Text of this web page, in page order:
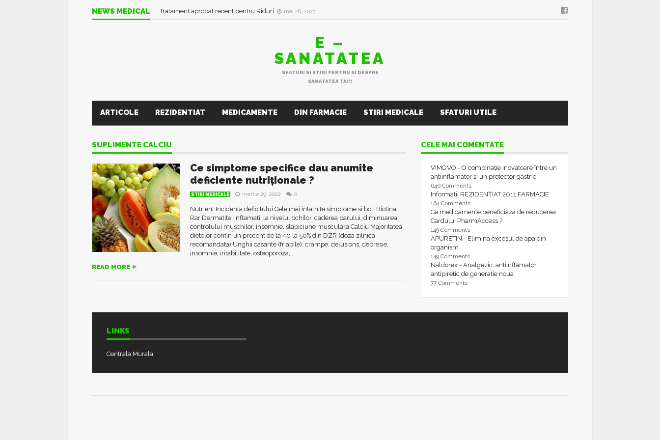
NEWS MEDICAL Tratament aprobat recent pentru Riduri mai 28, 2023
E –
SANATATEA
SFATURI SI STIRI PENTRU SI DESPRE
SANATATEA TA!!!
ARTICOLE REZIDENTIAT MEDICAMENTE DIN FARMACIE STIRI MEDICALE SFATURI UTILE
SUPLIMENTE CALCIU
Ce simptome specifice dau anumite
deficiente nutriționale ?
STIRI MEDICALE martie 29, 2022 0
Nutrient Incidenta deficitului Cele mai intalnite simptome si boli Biotina
Rar Dermatite, inflamatii la nivelul ochilor, caderea parului, diminuarea
controlului muschilor, insomnie, slabiciune musculara Calciu Majoritatea
dietelor contin un procent de la 40 la 50% din DZR (doza zilnica
recomandata) Unghii casante (friabile), crampe, delusions, depresie,
insomnie, iritabilitate, osteoporoza,...
READ MORE
CELE MAI COMENTATE
VIMOVO - O combinație inovatoare între un
antiinflamator și un protector gastric
646 Comments
Informații REZIDENȚIAT 2011 FARMACIE
164 Comments
Ce medicamente beneficiaza de reducerea
Cardului PharmAccess ?
149 Comments
APURETIN - Elimina excesul de apa din
organism
149 Comments
Naldorex - Analgezic, antiinflamator,
antipiretic de generatie noua
77 Comments
LINKS
Centrala Murala